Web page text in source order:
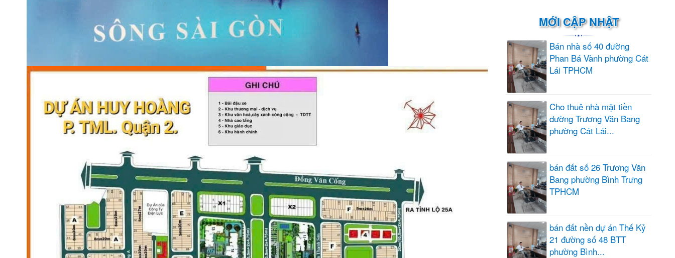
MỚI CẬP NHẬT
Bán nhà số 40 đường
Phan Bá Vành phường Cát
Lái TPHCM
Cho thuê nhà mặt tiền
đường Trương Văn Bang
phường Cát Lái...
bán đất số 26 Trương Văn
Bang phường Bình Trưng
TPHCM
bán đất nền dự án Thế Kỷ
21 đường số 48 BTT
phường Bình...